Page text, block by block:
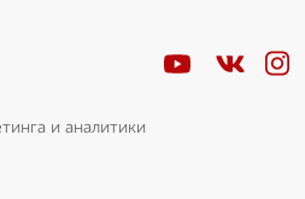
и аналитики